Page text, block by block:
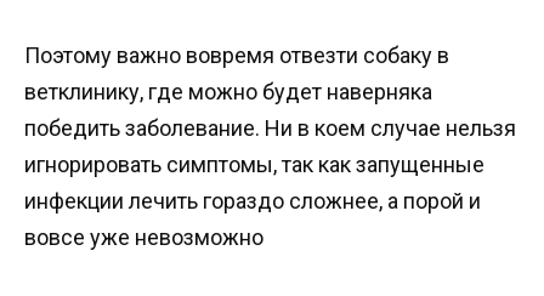
Поэтому важно вовремя отвезти собаку в
ветклинику, где можно будет наверняка
победить заболевание. Ни в коем случае нельзя
игнорировать симптомы, так как запущенные
инфекции лечить гораздо сложнее, а порой и
вовсе уже невозможно